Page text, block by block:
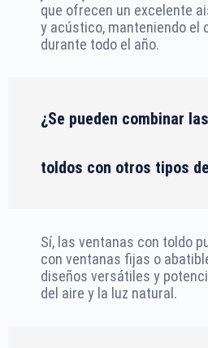
que ofrecen un excelente
y acústico, manteniendo el
durante todo el año.
¿Se pueden combinar
toldos con otros tipos
Sí, las ventanas con toldo
con ventanas fijas o
diseños versátiles y
del aire y la luz natural.